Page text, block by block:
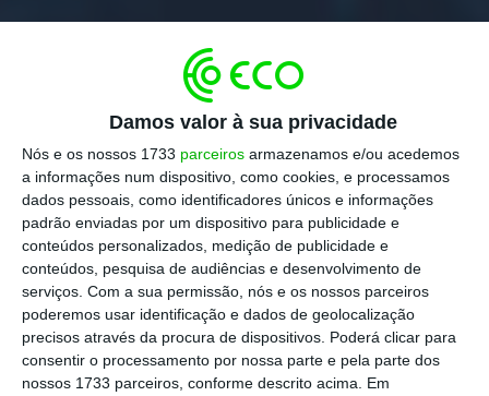
Damos valor à sua privacidade
Nós e os nossos 1733 parceiros armazenamos e/ou acedemos
a informações num dispositivo, como cookies, e processamos
dados pessoais, como identificadores únicos e informações
padrão enviadas por um dispositivo para publicidade e
conteúdos personalizados, medição de publicidade e
conteúdos, pesquisa de audiências e desenvolvimento de
serviços. Com a sua permissão, nós e os nossos parceiros
poderemos usar identificação e dados de geolocalização
precisos através da procura de dispositivos. Poderá clicar para
consentir o processamento por nossa parte e pela parte dos
nossos 1733 parceiros, conforme descrito acima. Em